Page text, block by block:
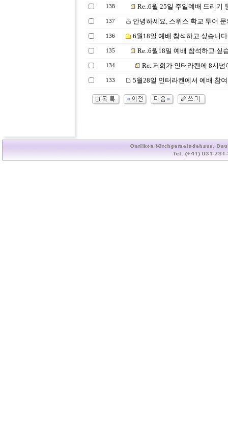
138 Re..6월 25일 주일예배 드리기
137 안녕하세요, 스위스 학교 투어
136 6월18일 예배 참석하고 싶습니다
135 Re..6월18일 예배 참석하고 싶
134 Re..저희가 인터라켄에 8시
133 5월28일 인터라켄에서 예배 참